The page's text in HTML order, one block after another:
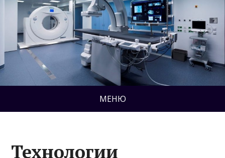
МЕНЮ
Технологии